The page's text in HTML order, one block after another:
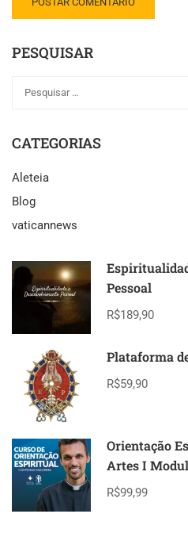
PESQUISAR
CATEGORIAS
Aleteia
Blog
vaticannews
Pessoal
R$189,90
Plataforma
R$59,90
Orientação
Artes I
R$99,99